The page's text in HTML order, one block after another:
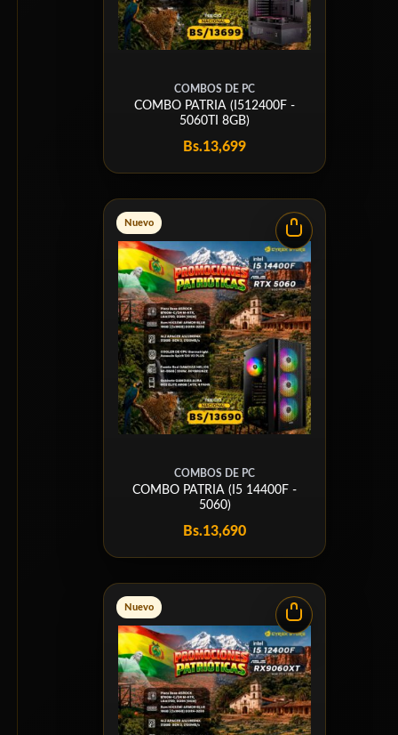
COMBOS DE PC
COMBO PATRIA (I512400F -
5060TI 8GB)
Bs.13,699
Nuevo
COMBOS DE PC
COMBO PATRIA (I5 14400F -
5060)
Bs.13,690
Nuevo